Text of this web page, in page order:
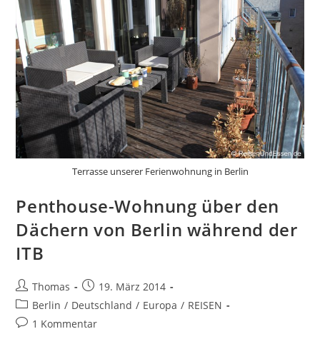
Terrasse unserer Ferienwohnung in Berlin
Penthouse-Wohnung über den
Dächern von Berlin während der
ITB
Beitrags-
Autor:
Thomas
Beitrag
veröffentlicht:
19. März 2014
Beitrags-
Kategorie:
Berlin / Deutschland / Europa / REISEN
Beitrags-
1 Kommentar